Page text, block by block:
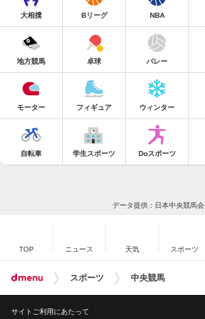
大相撲 Bリーグ NBA
地方競馬 卓球 バレー
モーター フィギュア ウィンター
自転車 学生スポーツ Doスポーツ
データ提供：日本中央競馬会
TOP ニュース 天気 スポーツ
スポーツ 中央競馬
サイトご利用にあたって